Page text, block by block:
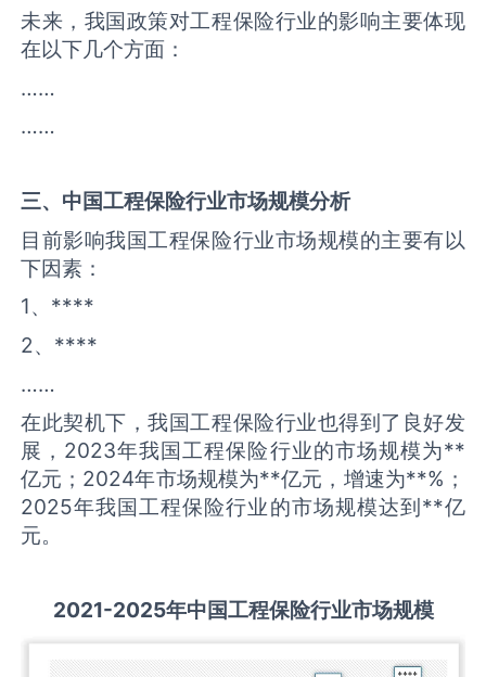
未来，我国政策对工程保险行业的影响主要体现
在以下几个方面：
……
……
三、中国工程保险行业市场规模分析
目前影响我国工程保险行业市场规模的主要有以
下因素：
1、****
2、****
……
在此契机下，我国工程保险行业也得到了良好发
展，2023年我国工程保险行业的市场规模为**
亿元；2024年市场规模为**亿元，增速为**%；
2025年我国工程保险行业的市场规模达到**亿
元。
2021-2025年中国工程保险行业市场规模